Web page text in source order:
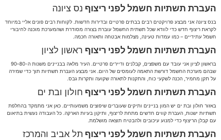
העברת תשתיות חשמל לפני ריצוף נס ציונה
בנס ציונה אני מבצע פרויקטים רבים בבתים פרטיים ובדירות חדשות. לקוחות רבים פונים אליי במיוחד
לקראת ריצוף חדש כדי לוודא שכל תשתית החשמל עוברת בצורה מסודרת ושהמערכת מוכנה לחיבורי
חשמל עתידיים – כמו עמדות טעינה, מצלמות אבטחה ותאורה חכמה.
העברת תשתיות חשמל לפני ריצוף ראשון לציון
בראשון לציון אני עובד עם משפצים, קבלנים ודיירים פרטיים. העיר מלאה בבניינים משנות ה-80–90
שבהם מערכת החשמל דורשת התאמה לעומסים של היום. אני מבצע העברת תשתיות תוך כדי שמירה
על תקן מחמיר, הכנה לשקעי כוח, והתקנות לתאורה שקועה ותקרות גבס.
העברת תשתיות חשמל לפני ריצוף חולון ובת ים
באזור חולון ובת ים יש המון בניינים ותיקים שעוברים שיפוצים משמעותיים. כאן אני מתמקד בהחלפת
תשתיות ישנות, העברת קווים חדשים מתחת לריצוף, ותיקון בעיות הארקה. כל העבודה נעשית בתיאום
עם קבלן הריצוף כדי למנוע עיכובים ולהבטיח תוצאה מושלמת.
העברת תשתיות חשמל לפני ריצוף תל אביב והמרכז